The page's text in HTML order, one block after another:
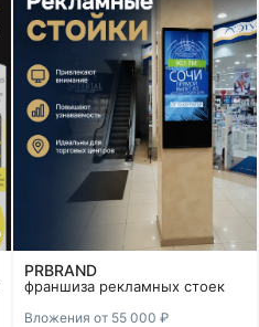
PRBRAND
франшиза рекламных стоек
Вложения от 55 000 ₽